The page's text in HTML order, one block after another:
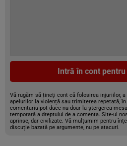
Intră în cont
Vă rugăm să țineți cont că folosirea injuriilor,
apelurilor la violență sau trimiterea repetată, în
comentariu pot duce nu doar la ștergerea
temporară a dreptului de a comenta. Site-ul
aprinse, dar civilizate. Vă mulțumim pentru
discuție bazată pe argumente, nu pe atacuri.